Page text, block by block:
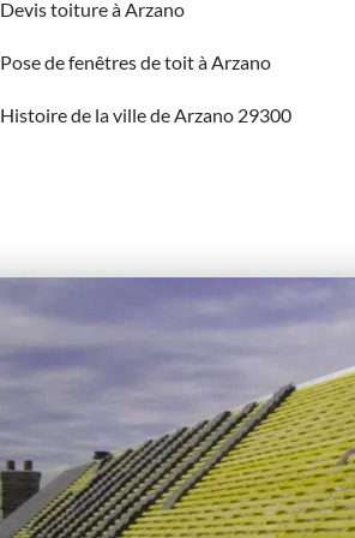
Devis toiture à Arzano
Pose de fenêtres de toit à Arzano
Histoire de la ville de Arzano 29300